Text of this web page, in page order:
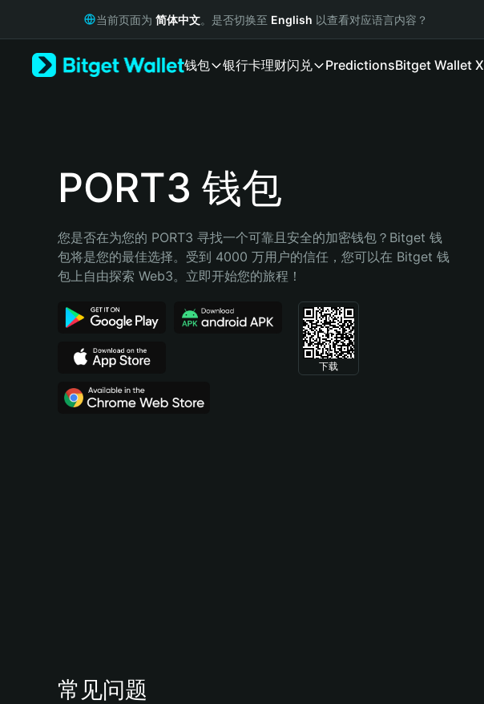
Русский
Bahasa Indonesia
Español (Argentina)
当前页面为 简体中文。是否切换至 English 以查看对应语言内容？
钱包 银行卡理财闪兑 PredictionsBitget Wallet X
PORT3 钱包
您是否在为您的 PORT3 寻找一个可靠且安全的加密钱包？Bitget 钱
包将是您的最佳选择。受到 4000 万用户的信任，您可以在 Bitget 钱
包上自由探索 Web3。立即开始您的旅程！
下载
常见问题